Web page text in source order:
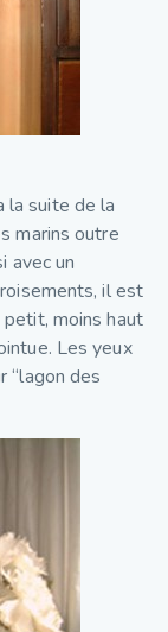
la suite de la
marins outre
avec un
il est
moins haut
Les yeux
“lagon des